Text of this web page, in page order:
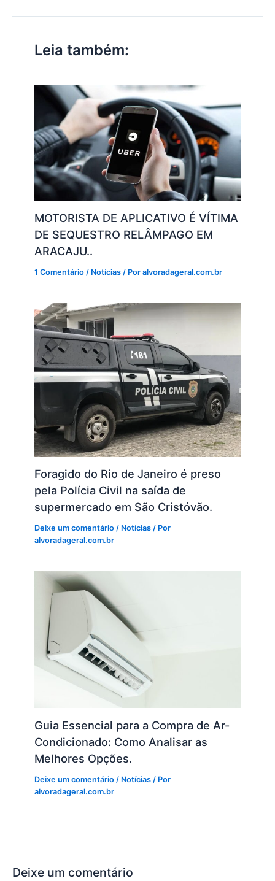
A
p
p
b
o
o
k
dI a Li
Leia também:
MOTORISTA DE APLICATIVO É VÍTIMA
DE SEQUESTRO RELÂMPAGO EM
ARACAJU..
1 Comentário / Notícias / Poralvoradageral.com.br
Foragido do Rio de Janeiro é preso
pela Polícia Civil na saída de
supermercado em São Cristóvão.
Deixe um comentário / Notícias / Por
alvoradageral.com.br
Guia Essencial para a Compra de Ar-
Condicionado: Como Analisar as
Melhores Opções.
Deixe um comentário / Notícias / Por
alvoradageral.com.br
Deixe um comentário